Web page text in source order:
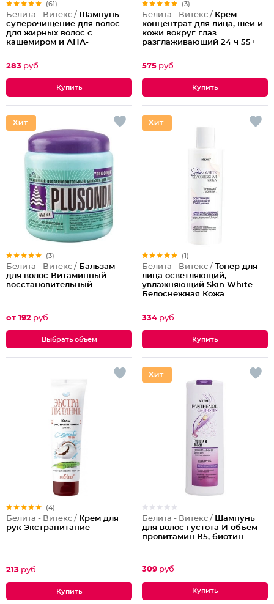
(61)
Белита - Витекс / Шампунь-
суперочищение для волос
для жирных волос с
кашемиром и АНА-
283 руб
(3)
Белита - Витекс / Крем-
концентрат для лица, шеи и
кожи вокруг глаз
разглаживающий 24 ч 55+
575 руб
(3)
Белита - Витекс / Бальзам
для волос Витаминный
восстановительный
от 192 руб
Выбрать объем
(1)
Белита - Витекс / Тонер для
лица осветляющий,
увлажняющий Skin White
Белоснежная Кожа
334 руб
(4)
Белита - Витекс / Крем для
рук Экстрапитание
213 руб
Белита - Витекс / Шампунь
для волос густота И объем
провитамин В5, биотин
309 руб